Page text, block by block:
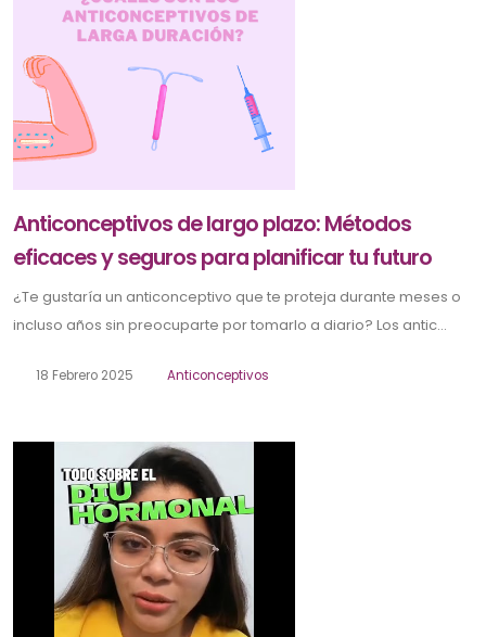
Anticonceptivos de largo plazo: Métodos
eficaces y seguros para planificar tu futuro
¿Te gustaría un anticonceptivo que te proteja durante meses o
incluso años sin preocuparte por tomarlo a diario? Los antic...
18 Febrero 2025 Anticonceptivos